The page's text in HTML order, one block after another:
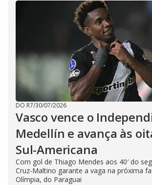
DO R7/30/07/2026
Vasco vence o
Medellín e avança às
Sul-Americana
Com gol de Thiago Mendes aos 40′ do
Cruz-Maltino garante a vaga na próxima
Olímpia, do Paraguai